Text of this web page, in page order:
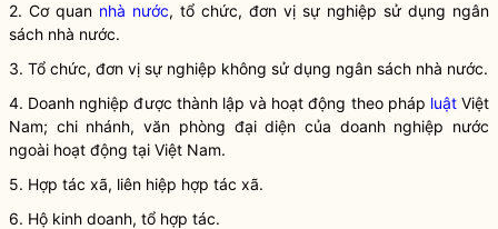
2. Cơ quan nhà nước, tổ chức, đơn vị sự nghiệp sử dụng ngân
sách nhà nước.
3. Tổ chức, đơn vị sự nghiệp không sử dụng ngân sách nhà nước.
4. Doanh nghiệp được thành lập và hoạt động theo pháp luậtViệt
Nam; chi nhánh, văn phòng đại diện của doanh nghiệp nước
ngoài hoạt động tại Việt Nam.
5. Hợp tác xã, liên hiệp hợp tác xã.
6. Hộ kinh doanh, tổ hợp tác.